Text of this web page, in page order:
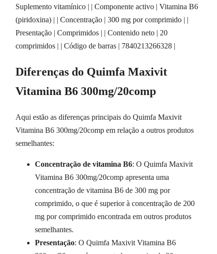
Suplemento vitamínico | | Componente activo | Vitamina B6
(piridoxina) | | Concentração | 300 mg por comprimido | |
Presentação | Comprimidos | | Contenido neto | 20
comprimidos | | Código de barras | 7840213266328 |
Diferenças do Quimfa Maxivit
Vitamina B6 300mg/20comp
Aqui estão as diferenças principais do Quimfa Maxivit
Vitamina B6 300mg/20comp em relação a outros produtos
semelhantes:
Concentração de vitamina B6: O Quimfa Maxivit
Vitamina B6 300mg/20comp apresenta uma
concentração de vitamina B6 de 300 mg por
comprimido, o que é superior à concentração de 200
mg por comprimido encontrada em outros produtos
semelhantes.
Presentação: O Quimfa Maxivit Vitamina B6